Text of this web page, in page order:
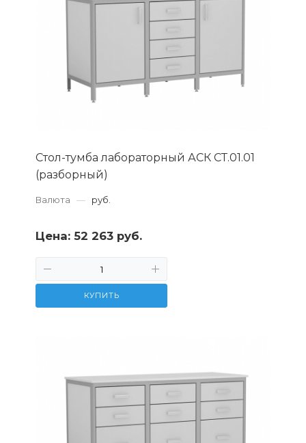
Стол-тумба лабораторный АСК СТ.01.01
(разборный)
Валюта — руб.
Цена: 52 263 руб.
КУПИТЬ